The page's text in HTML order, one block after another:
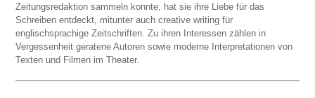
Zeitungsredaktion sammeln konnte, hat sie ihre Liebe für das
Schreiben entdeckt, mitunter auch creative writing für
englischsprachige Zeitschriften. Zu ihren Interessen zählen in
Vergessenheit geratene Autoren sowie moderne Interpretationen von
Texten und Filmen im Theater.